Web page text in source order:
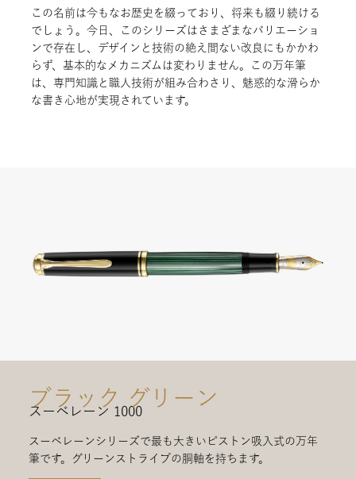
この名前は今もなお歴史を綴っており、将来も綴り続ける
でしょう。今日、このシリーズはさまざまなバリエーショ
ンで存在し、デザインと技術の絶え間ない改良にもかかわ
らず、基本的なメカニズムは変わりません。この万年筆
は、専門知識と職人技術が組み合わさり、魅惑的な滑らか
な書き心地が実現されています。
ブラック グリーン
スーベレーン 1000
スーベレーンシリーズで最も大きいピストン吸入式の万年
筆です。グリーンストライプの胴軸を持ちます。